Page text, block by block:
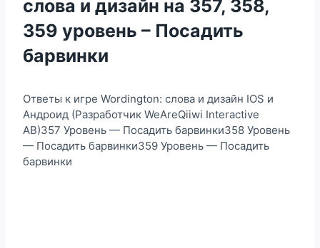
слова и дизайн на 357, 358,
359 уровень – Посадить
барвинки
Ответы к игре Wordington: слова и дизайн IOS и
Андроид (Разработчик WeAreQiiwi Interactive
AB)357 Уровень — Посадить барвинки358 Уровень
— Посадить барвинки359 Уровень — Посадить
барвинки